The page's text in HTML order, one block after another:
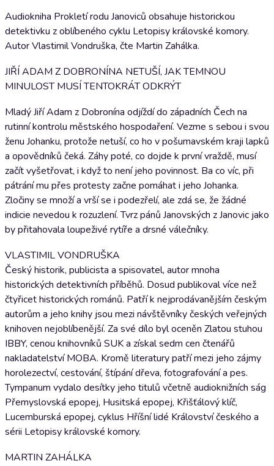
Audiokniha Prokletí rodu Janoviců obsahuje historickou
detektivku z oblíbeného cyklu Letopisy královské komory.
Autor Vlastimil Vondruška, čte Martin Zahálka.
JIŘÍ ADAM Z DOBRONÍNA NETUŠÍ, JAK TEMNOU
MINULOST MUSÍ TENTOKRÁT ODKRÝT
Mladý Jiří Adam z Dobronína odjíždí do západních Čech na
rutinní kontrolu městského hospodaření. Vezme s sebou i svou
ženu Johanku, protože netuší, co ho v pošumavském kraji lapků
a opovědníků čeká. Záhy poté, co dojde k první vraždě, musí
začít vyšetřovat, i když to není jeho povinnost. Ba co víc, při
pátrání mu přes protesty začne pomáhat i jeho Johanka.
Zločiny se množí a vrší se i podezřelí, ale zdá se, že žádné
indicie nevedou k rozuzlení. Tvrz pánů Janovských z Janovic jako
by přitahovala loupeživé rytíře a drsné válečníky.
VLASTIMIL VONDRUŠKA
Český historik, publicista a spisovatel, autor mnoha
historických detektivních příběhů. Dosud publikoval více než
čtyřicet historických románů. Patří k nejprodávanějším českým
autorům a jeho knihy jsou mezi návštěvníky českých veřejných
knihoven nejoblíbenější. Za své dílo byl oceněn Zlatou stuhou
IBBY, cenou knihovníků SUK a získal sedm cen čtenářů
nakladatelství MOBA. Kromě literatury patří mezi jeho zájmy
horolezectví, cestování, štípání dřeva, fotografování a pes.
Tympanum vydalo desítky jeho titulů včetně audioknižních ság
Přemyslovská epopej, Husitská epopej, Křišťálový klíč,
Lucemburská epopej, cyklus Hříšní lidé Království českého a
sérii Letopisy královské komory.
MARTIN ZAHÁLKA